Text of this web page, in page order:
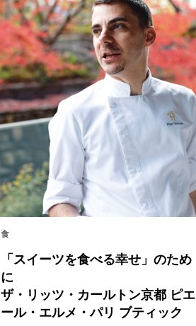
食
「スイーツを食べる幸せ」のため
に
ザ・リッツ・カールトン京都 ピエ
ール・エルメ・パリ ブティック